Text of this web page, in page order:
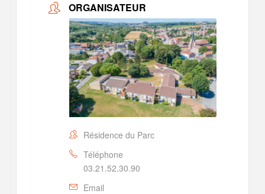
ORGANISATEUR
Résidence du Parc
Téléphone
03.21.52.30.90
Email